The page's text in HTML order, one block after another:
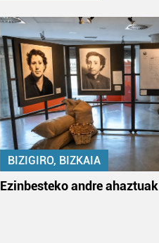
BIZIGIRO, BIZKAIA
Ezinbesteko andre ahaztuak